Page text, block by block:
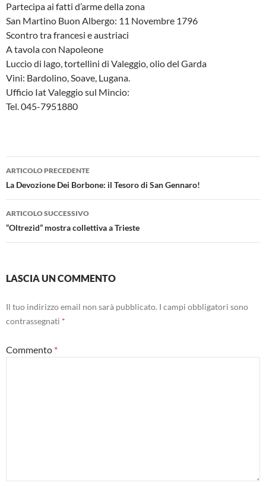
Partecipa ai fatti d’arme della zona
San Martino Buon Albergo: 11 Novembre 1796
Scontro tra francesi e austriaci
A tavola con Napoleone
Luccio di lago, tortellini di Valeggio, olio del Garda
Vini: Bardolino, Soave, Lugana.
Ufficio Iat Valeggio sul Mincio:
Tel. 045-7951880
Navigazione
articolo
ARTICOLO PRECEDENTE
La Devozione Dei Borbone: il Tesoro di San Gennaro!
ARTICOLO SUCCESSIVO
“Oltrezid” mostra collettiva a Trieste
LASCIA UN COMMENTO
Il tuo indirizzo email non sarà pubblicato. I campi obbligatori sono
contrassegnati *
Commento *